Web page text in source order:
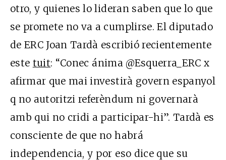
otro, y quienes lo lideran saben que lo que
se promete no va a cumplirse. El diputado
de ERC Joan Tardà escribió recientemente
este tuit: “Conec ánima @Esquerra_ERC x
afirmar que mai investirà govern espanyol
q no autoritzi referèndum ni governarà
amb qui no cridi a participar-hi”. Tardà es
consciente de que no habrá
independencia, y por eso dice que su